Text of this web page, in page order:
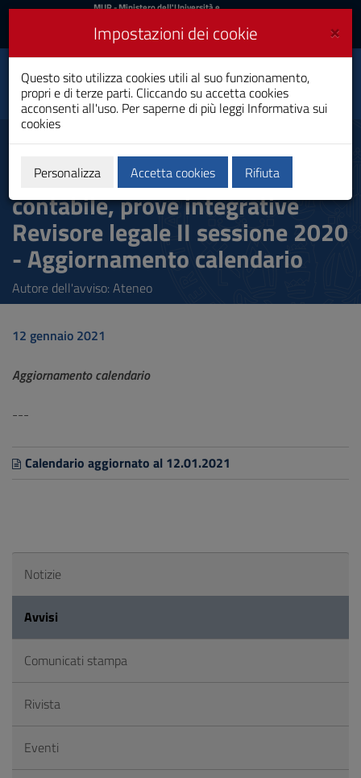
Vai
al
navigazione
del
sito
Vai
al
Footer
MIUR
Accedi
MUR- Ministero dell'Università e
Accedi UniCA News
Toggle
navigation
Università degli
Studi di Cagliari
Esame di Stato Dottore
Commercialista, Esperto
contabile, prove integrative
Revisore legale II sessione 2020
- Aggiornamento calendario
Autore dell'avviso: Ateneo
12 gennaio 2021
Aggiornamento calendario
---
Calendario aggiornato al 12.01.2021
Notizie
Avvisi
Comunicati stampa
Rivista
Eventi
×
Impostazioni dei cookie
Questo sito utilizza cookies utili al suo funzionamento,
propri e di terze parti. Cliccando su accetta cookies
acconsenti all'uso. Per saperne di più leggi Informativa sui
cookies
Personalizza Accetta cookies Rifiuta